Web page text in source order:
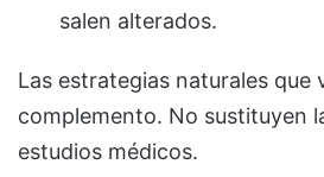
salen alterados.
Las estrategias naturales que
complemento. No sustituyen
estudios médicos.